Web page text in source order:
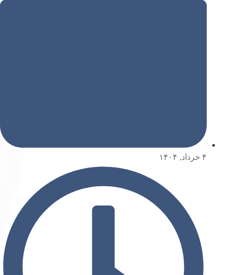
۴ خرداد, ۱۴۰۴